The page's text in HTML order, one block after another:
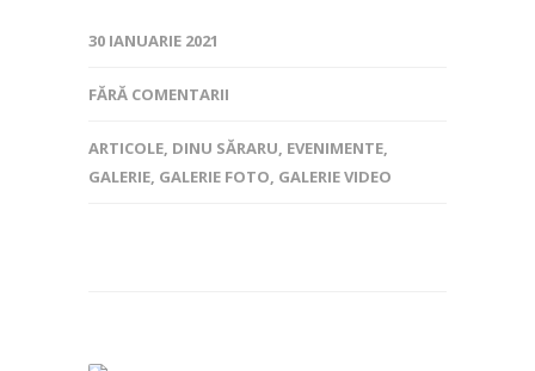
30 IANUARIE 2021
FĂRĂ COMENTARII
ARTICOLE, DINU SĂRARU, EVENIMENTE,
GALERIE, GALERIE FOTO, GALERIE VIDEO